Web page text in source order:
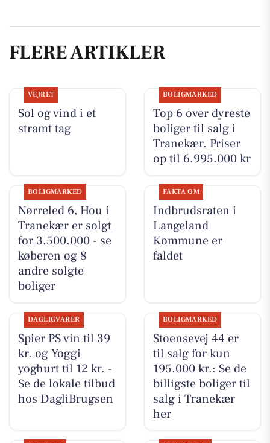
FLERE ARTIKLER
VEJRET
Sol og vind i et
stramt tag
BOLIGMARKED
Top 6 over dyreste
boliger til salg i
Tranekær. Priser
op til 6.995.000 kr
BOLIGMARKED
Nørreled 6, Hou i
Tranekær er solgt
for 3.500.000 - se
køberen og 8
andre solgte
boliger
FAKTA OM
Indbrudsraten i
Langeland
Kommune er
faldet
DAGLIGVARER
Spier PS vin til 39
kr. og Yoggi
yoghurt til 12 kr. -
Se de lokale tilbud
hos DagliBrugsen
BOLIGMARKED
Stoensevej 44 er
til salg for kun
195.000 kr.: Se de
billigste boliger til
salg i Tranekær
her